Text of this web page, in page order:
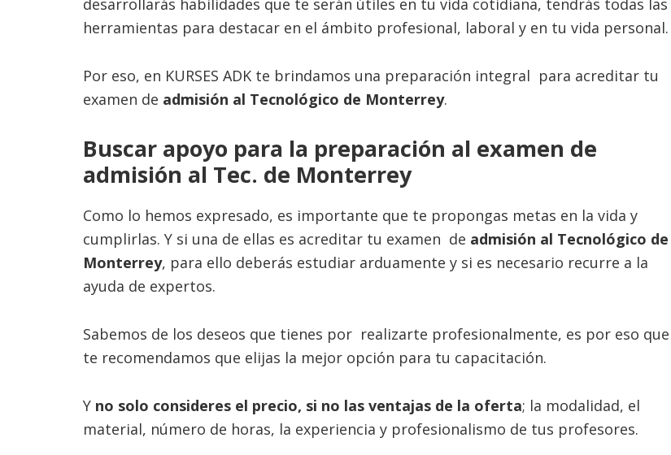
desarrollarás habilidades que te serán útiles en tu vida cotidiana, tendrás todas las
herramientas para destacar en el ámbito profesional, laboral y en tu vida personal.
Por eso, en KURSES ADK te brindamos una preparación integral para acreditar tu
examen de admisión al Tecnológico de Monterrey.
Buscar apoyo para la preparación al examen de
admisión al Tec. de Monterrey
Como lo hemos expresado, es importante que te propongas metas en la vida y
cumplirlas. Y si una de ellas es acreditar tu examen de admisión al Tecnológico de
Monterrey, para ello deberás estudiar arduamente y si es necesario recurre a la
ayuda de expertos.
Sabemos de los deseos que tienes por realizarte profesionalmente, es por eso que
te recomendamos que elijas la mejor opción para tu capacitación.
Y no solo consideres el precio, si no las ventajas de la oferta; la modalidad, el
material, número de horas, la experiencia y profesionalismo de tus profesores.